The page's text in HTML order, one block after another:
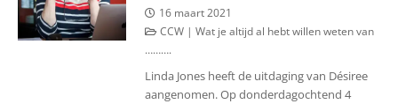
16 maart 2021
CCW | Wat je altijd al hebt willen weten van
……….
Linda Jones heeft de uitdaging van Désiree
aangenomen. Op donderdagochtend 4